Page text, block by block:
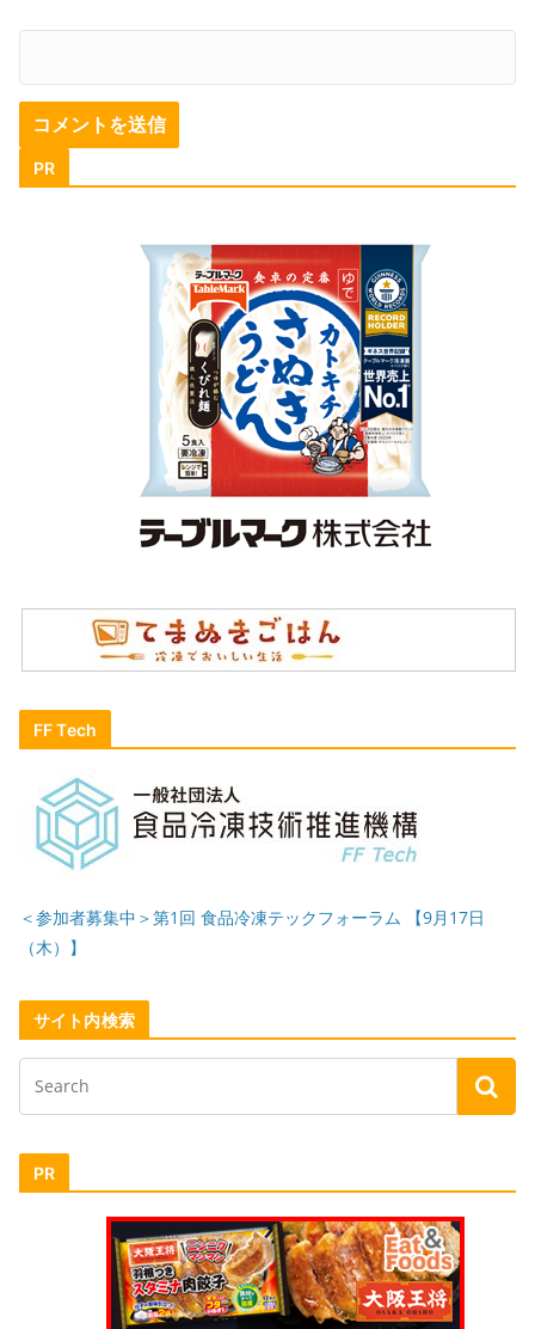
PR
FF Tech
＜参加者募集中＞第1回 食品冷凍テックフォーラム 【9月17日
（木）】
サイト内検索
PR